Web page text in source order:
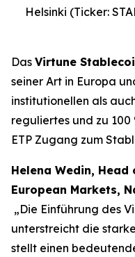
Helsinki (Ticker:
Das Virtune
seiner Art in Europa
institutionellen als
reguliertes und zu 100
ETP Zugang zum
Helena Wedin, Head
European Markets,
„Die Einführung des
unterstreicht die
stellt einen